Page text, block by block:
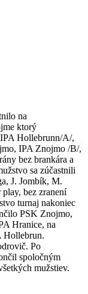
na
ktorý
Hollebrunn/A/,
IPA Znojmo /B/,
bez brankára a
sa zúčastnili
J. Jombík, M.
bez zranení
turnaj nakoniec
PSK Znojmo,
Hranice, na
Hollebrun.
Po
spoločným
mužstiev.